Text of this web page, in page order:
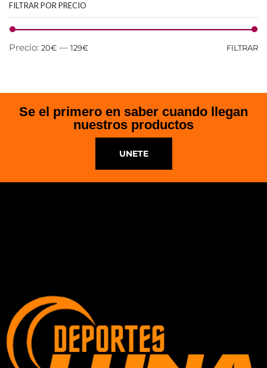
FILTRAR POR PRECIO
FILTRAR
Precio: 20€ — 129€
Se el primero en saber cuando llegan
nuestros productos
UNETE